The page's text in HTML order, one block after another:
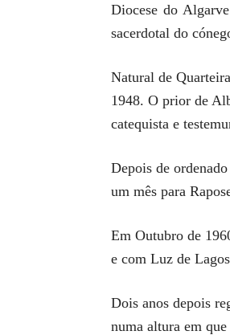
Diocese do
sacerdotal do
Natural de
1948. O prior de
catequista e
Depois de
um mês para
Em Outubro de
e com Luz de
Dois anos depois
numa altura em